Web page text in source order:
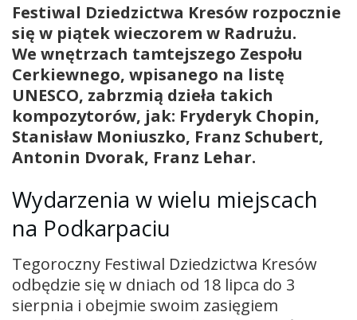
Festiwal Dziedzictwa Kresów rozpocznie
się w piątek wieczorem w Radrużu.
We wnętrzach tamtejszego Zespołu
Cerkiewnego, wpisanego na listę
UNESCO, zabrzmią dzieła takich
kompozytorów, jak: Fryderyk Chopin,
Stanisław Moniuszko, Franz Schubert,
Antonin Dvorak, Franz Lehar.
Wydarzenia w wielu miejscach
na Podkarpaciu
Tegoroczny Festiwal Dziedzictwa Kresów
odbędzie się w dniach od 18 lipca do 3
sierpnia i obejmie swoim zasięgiem